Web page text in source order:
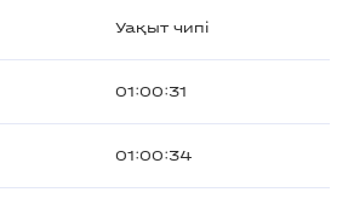
Уақыт чипі
01:00:31
01:00:34